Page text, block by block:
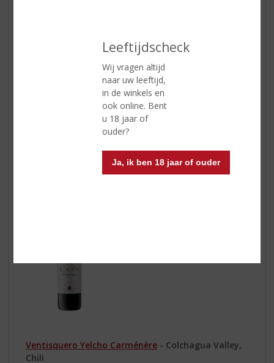
Leeftijdscheck
Wij vragen altijd
naar uw leeftijd,
in de winkels en
ook online. Bent
u 18 jaar of
ouder?
Ja, ik ben 18 jaar of ouder
Capa Tempranillo | Spanje
bramen, bosbessen en zwarte bessen; getoast
hout en zoete specerijen met tonen van gebrande
donker en vol rijp fruit, kruidig met rijpe soepele
gerechten. Maar ook bij gebraden eend, gans en
Ventisquero Yelcho Carménère - Colchagua Valley,
Chili